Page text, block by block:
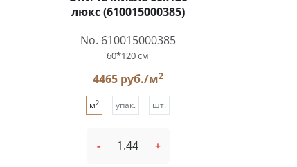
люкс (610015000385)
No. 610015000385
60*120 см
4465 руб./м2
м2 упак. шт.
- +